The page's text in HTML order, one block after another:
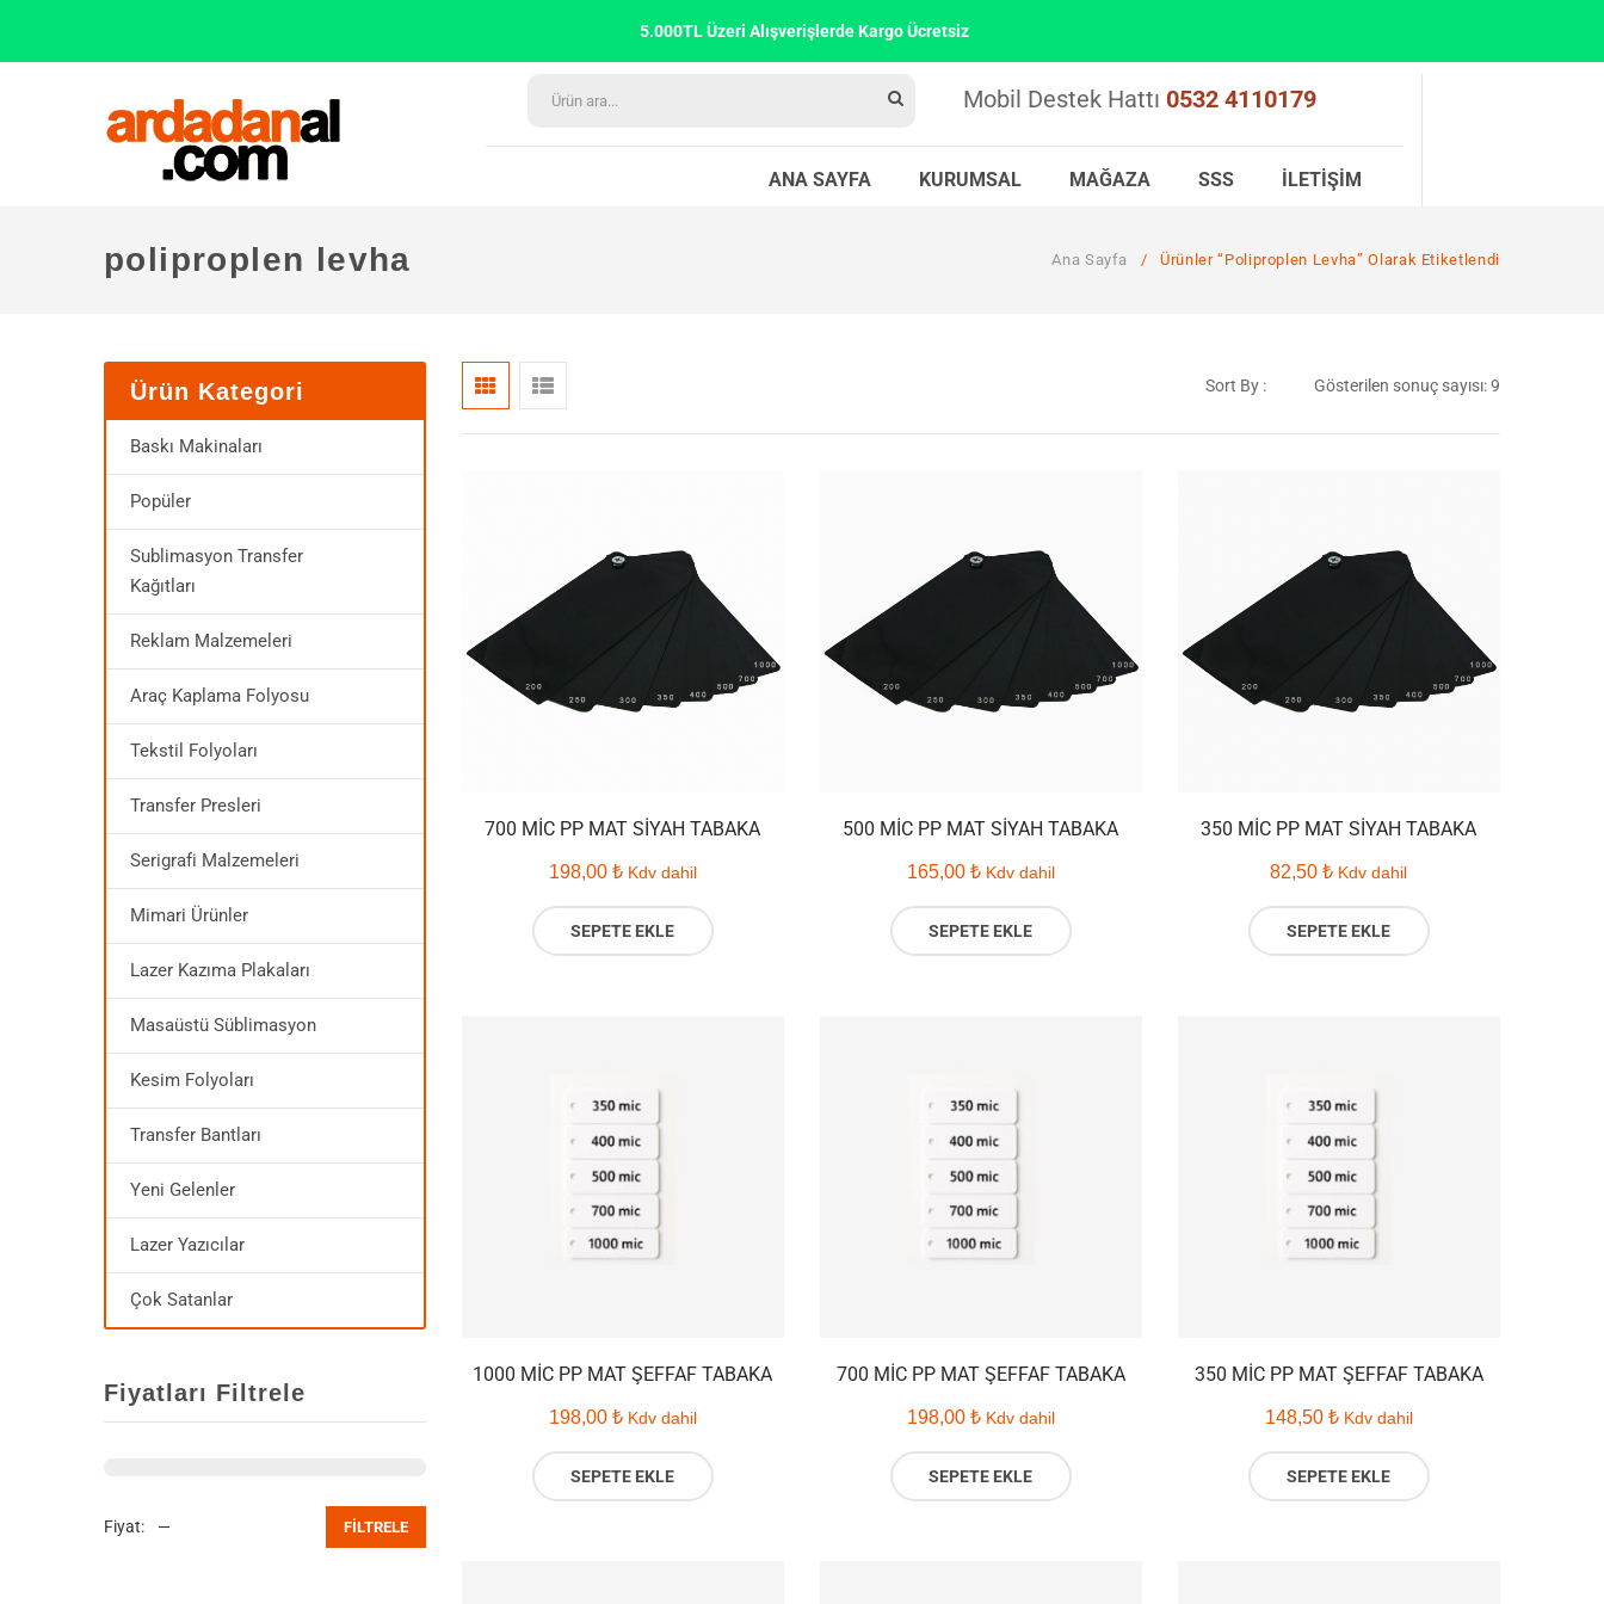
5.000TL Üzeri Alışverişlerde Kargo Ücretsiz
Mobil Destek Hattı 0532 4110179
ANA SAYFA KURUMSAL MAĞAZA SSS İLETIŞIM
poliproplen levha Ana Sayfa / Ürünler “poliproplen Levha” Olarak Etiketlendi
Ürün Kategori
Baskı Makinaları
Popüler
Sublimasyon Transfer
Kağıtları
Reklam Malzemeleri
Araç Kaplama Folyosu
Tekstil Folyoları
Transfer Presleri
Serigrafi Malzemeleri
Mimari Ürünler
Lazer Kazıma Plakaları
Masaüstü Süblimasyon
Kesim Folyoları
Transfer Bantları
Yeni Gelenler
Lazer Yazıcılar
Çok Satanlar
Fiyatları Filtrele
FILTRELE
Fiyat: —
Gösterilen sonuç sayısı: 9
Sort By :
700 MIC PP MAT SIYAH TABAKA
198,00 ₺ Kdv dahil
SEPETE EKLE
500 MIC PP MAT SIYAH TABAKA
165,00 ₺ Kdv dahil
SEPETE EKLE
350 MIC PP MAT SIYAH TABAKA
82,50₺ Kdv dahil
SEPETE EKLE
1000 MIC PP MAT ŞEFFAF TABAKA
198,00 ₺ Kdv dahil
SEPETE EKLE
700 MIC PP MAT ŞEFFAF TABAKA
198,00 ₺ Kdv dahil
SEPETE EKLE
350 MIC PP MAT ŞEFFAF TABAKA
148,50 ₺ Kdv dahil
SEPETE EKLE